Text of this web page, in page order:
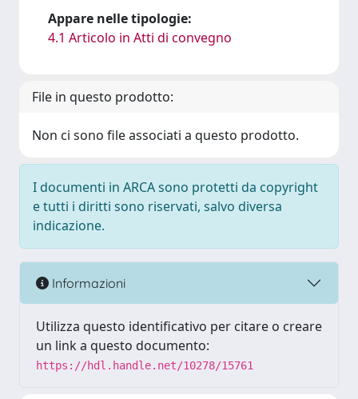
Appare nelle tipologie:
4.1 Articolo in Atti di convegno
File in questo prodotto:
Non ci sono file associati a questo prodotto.
I documenti in ARCA sono protetti da copyright
e tutti i diritti sono riservati, salvo diversa
indicazione.
Informazioni
Utilizza questo identificativo per citare o creare
un link a questo documento:
https://hdl.handle.net/10278/15761